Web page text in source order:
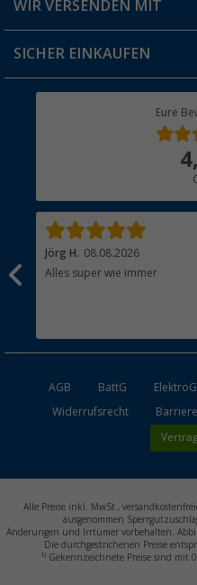
Jobs & Karriere
Rücksendung
WIR VERSENDEN MIT
SICHER EINKAUFEN
Eure
Jörg H. 08.08.2026
Alles super wie immer
AGB BattG ElektroG
Widerrufsrecht
Alle Preise inkl. MwSt.,
ausgenommen
Änderungen und Irrtümer vorbehalten.
Die durchgestrichenen Preise
1) Gekennzeichnete Preise sind mit